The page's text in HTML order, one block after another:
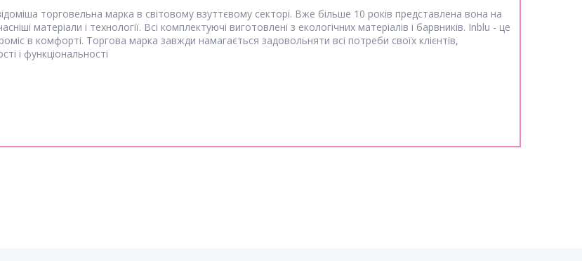
торговельна марка в світовому взуттєвому секторі. Вже більше 10 років представлена ​​вона на
матеріали і технології. Всі комплектуючі виготовлені з екологічних матеріалів і барвників. Inblu - це
в комфорті. Торгова марка завжди намагається задовольняти всі потреби своїх клієнтів,
і функціональності